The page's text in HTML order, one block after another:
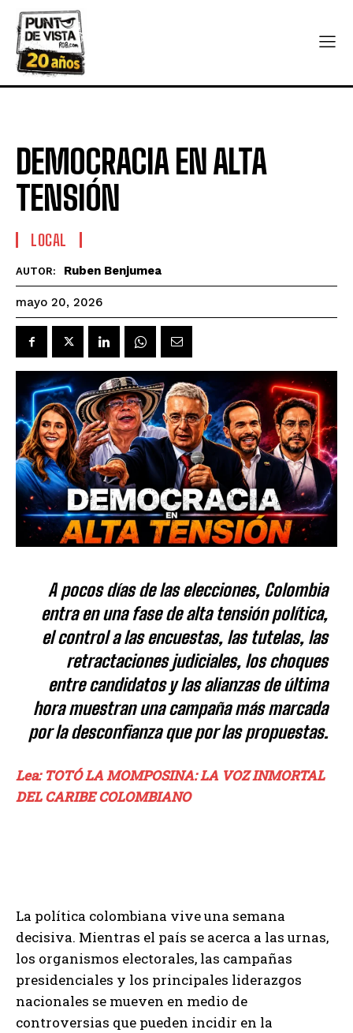
DEMOCRACIA EN ALTA
TENSIÓN
LOCAL
AUTOR: Ruben Benjumea
mayo 20, 2026
A pocos días de las elecciones, Colombia
entra en una fase de alta tensión política,
el control a las encuestas, las tutelas, las
retractaciones judiciales, los choques
entre candidatos y las alianzas de última
hora muestran una campaña más marcada
por la desconfianza que por las propuestas.
Lea: TOTÓ LA MOMPOSINA: LA VOZ INMORTAL
DEL CARIBE COLOMBIANO
La política colombiana vive una semana
decisiva. Mientras el país se acerca a las urnas,
los organismos electorales, las campañas
presidenciales y los principales liderazgos
nacionales se mueven en medio de
controversias que pueden incidir en la